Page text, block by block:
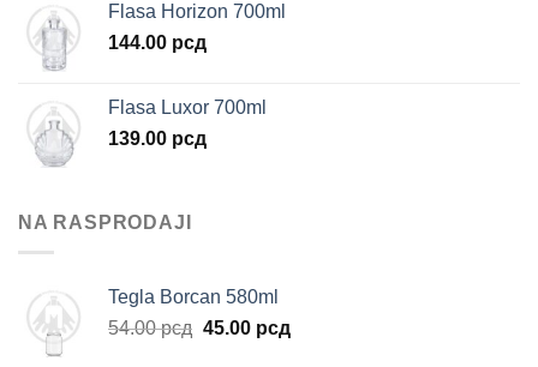
Flasa Horizon 700ml
144.00 рсд
Flasa Luxor 700ml
139.00 рсд
NA RASPRODAJI
Tegla Borcan 580ml
54.00рсд Originalna
45.00 рсдTrenutna